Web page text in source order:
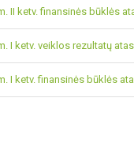
II ketv. finansinės būklės
I ketv. veiklos rezultatų
I ketv. finansinės būklės